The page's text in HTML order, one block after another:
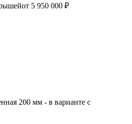
от 5 950 000 ₽
200 мм - в варианте с